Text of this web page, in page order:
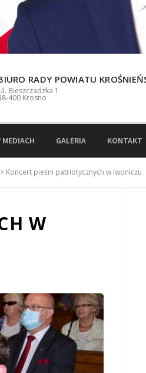
RADY POWIATU
Bieszczadzka 1
400 Krosno
MEDIACH GALERIA KONTAKT
> Koncert pieśni patriotycznych w Iwoniczu
W